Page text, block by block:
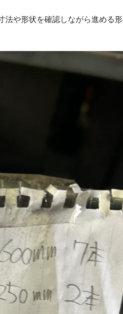
法や形状を確認しながら進める形